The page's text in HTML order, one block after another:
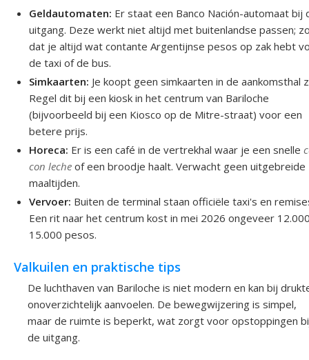
Geldautomaten: Er staat een Banco Nación-automaat bij
uitgang. Deze werkt niet altijd met buitenlandse passen;
dat je altijd wat contante Argentijnse pesos op zak hebt
de taxi of de bus.
Simkaarten: Je koopt geen simkaarten in de aankomsthal
Regel dit bij een kiosk in het centrum van Bariloche
(bijvoorbeeld bij een Kiosco op de Mitre-straat) voor een
betere prijs.
Horeca: Er is een café in de vertrekhal waar je een snelle
con leche of een broodje haalt. Verwacht geen uitgebreide
maaltijden.
Vervoer: Buiten de terminal staan officiële taxi's en
Een rit naar het centrum kost in mei 2026 ongeveer
15.000 pesos.
Valkuilen en praktische tips
De luchthaven van Bariloche is niet modern en kan bij
onoverzichtelijk aanvoelen. De bewegwijzering is simpel,
maar de ruimte is beperkt, wat zorgt voor opstoppingen
de uitgang.